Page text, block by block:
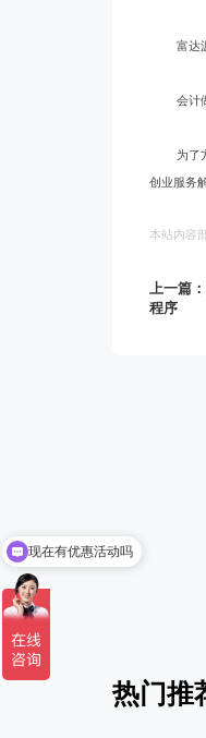
富达
会计
为了
创业服务
本站内容
上一篇
程序
热门推
可以介绍下你们的产品么